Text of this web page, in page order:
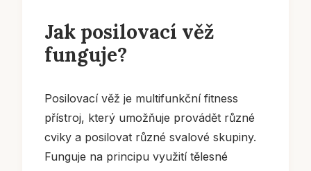
Jak posilovací věž
funguje?
Posilovací věž je multifunkční fitness
přístroj, který umožňuje provádět různé
cviky a posilovat různé svalové skupiny.
Funguje na principu využití tělesné